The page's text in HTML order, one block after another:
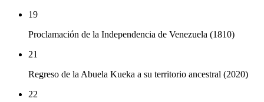
19
Proclamación de la Independencia de Venezuela (1810)
21
Regreso de la Abuela Kueka a su territorio ancestral (2020)
22